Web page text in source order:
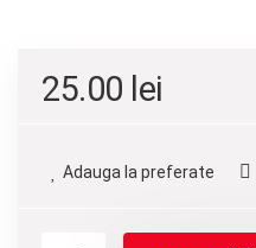
25.00 lei
Adauga la preferate